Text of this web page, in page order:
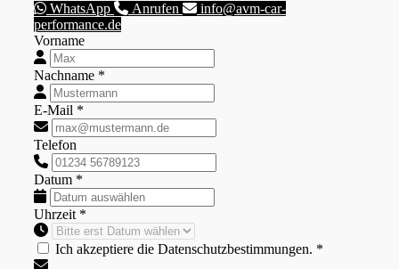
WhatsApp Anrufen
info@avm-car-
performance.de
Vorname
Nachname *
E-Mail *
Telefon
Datum *
Uhrzeit *
Ich akzeptiere die Datenschutzbestimmungen. *